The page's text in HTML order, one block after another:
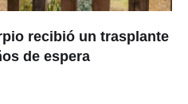
recibió un trasplante
de espera